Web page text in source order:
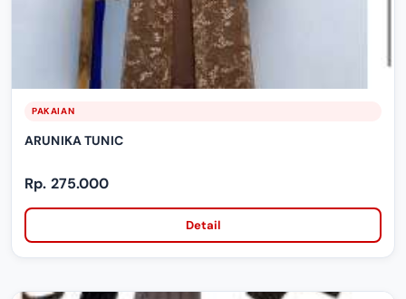
PAKAIAN
ARUNIKA TUNIC
Rp. 275.000
Detail